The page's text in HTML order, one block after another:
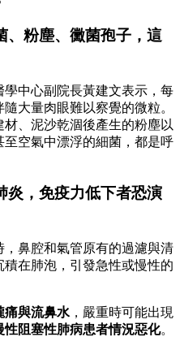
、粉塵、黴菌孢子，這
中心副院長黃建文表示，每
大量肉眼難以察覺的微粒。
、泥沙乾涸後產生的粉塵以
空氣中漂浮的細菌，都是呼
炎，免疫力低下者恐演
鼻腔和氣管原有的過濾與清
在肺泡，引發急性或慢性的
痛與流鼻水 ，嚴重時可能出現
性阻塞性肺病患者情況惡化。